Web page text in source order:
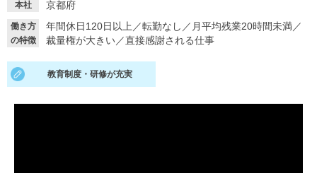
就活ノウハウが満載！
適職診断 就活チャンネル
本社 京都府
働き方
の特徴
年間休日120日以上 ／転勤なし ／ 月平均残業20時間未満／
裁量権が大きい／直接感謝される仕事
教育制度・研修が充実